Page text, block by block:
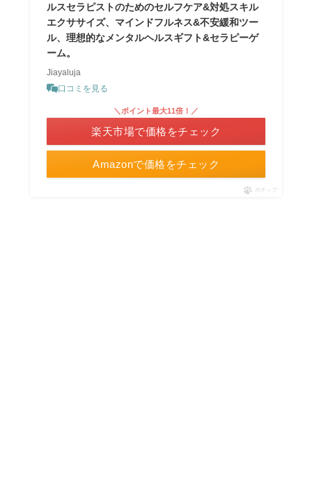
ルスセラピストのためのセルフケア&対処スキル
エクササイズ、マインドフルネス&不安緩和ツー
ル、理想的なメンタルヘルスギフト&セラピーゲ
ーム。
Jiayaluja
口コミを見る
Amazonで価格をチェック
＼ポイント最大11倍！／
楽天市場で価格をチェック
ポチップ